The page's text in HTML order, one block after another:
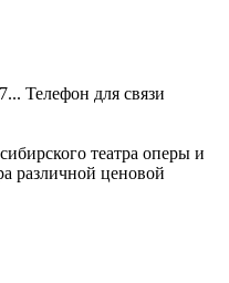
Телефон для связи
театра оперы и
различной ценовой